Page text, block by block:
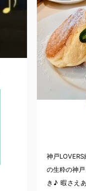
神戸
の生粋の神
き♪ 暇さえ